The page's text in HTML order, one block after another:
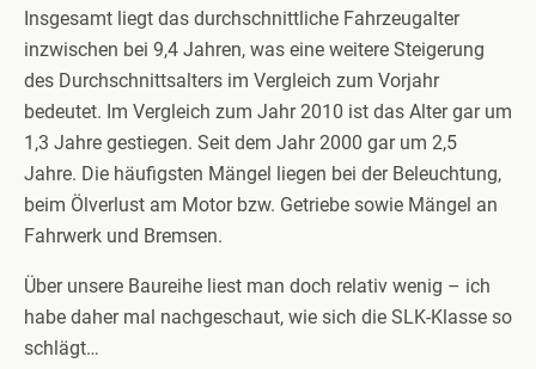
Insgesamt liegt das durchschnittliche Fahrzeugalter
inzwischen bei 9,4 Jahren, was eine weitere Steigerung
des Durchschnittsalters im Vergleich zum Vorjahr
bedeutet. Im Vergleich zum Jahr 2010 ist das Alter gar um
1,3 Jahre gestiegen. Seit dem Jahr 2000 gar um 2,5
Jahre. Die häufigsten Mängel liegen bei der Beleuchtung,
beim Ölverlust am Motor bzw. Getriebe sowie Mängel an
Fahrwerk und Bremsen.
Über unsere Baureihe liest man doch relativ wenig – ich
habe daher mal nachgeschaut, wie sich die SLK-Klasse so
schlägt…